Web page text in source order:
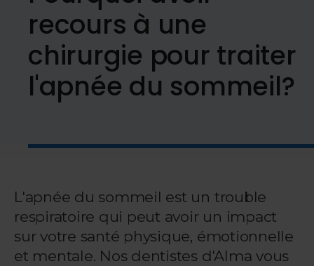
recours à une
chirurgie pour traiter
l'apnée du sommeil?
L'apnée du sommeil est un trouble
respiratoire qui peut avoir un impact
sur votre santé physique, émotionnelle
et mentale. Nos dentistes d'Alma vous